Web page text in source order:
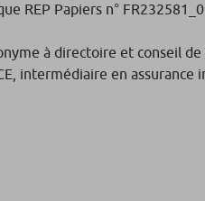
REP Papiers n°
à directoire et conseil
intermédiaire en assurance